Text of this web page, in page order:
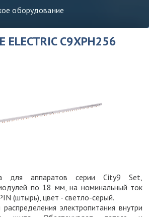
оборудование
ELECTRIC C9XPH256
для аппаратов серии City9 Set,
по 18 мм, на номинальный ток
(штырь), цвет - светло-серый.
электропитания внутри